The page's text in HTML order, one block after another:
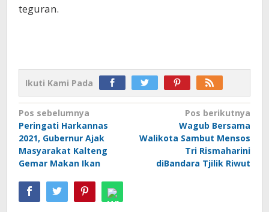
teguran.
Ikuti Kami Pada
Navigasi
pos
Pos sebelumnya
Peringati Harkannas
2021, Gubernur Ajak
Masyarakat Kalteng
Gemar Makan Ikan
Pos berikutnya
Wagub Bersama
Walikota Sambut Mensos
Tri Rismaharini
diBandara Tjilik Riwut